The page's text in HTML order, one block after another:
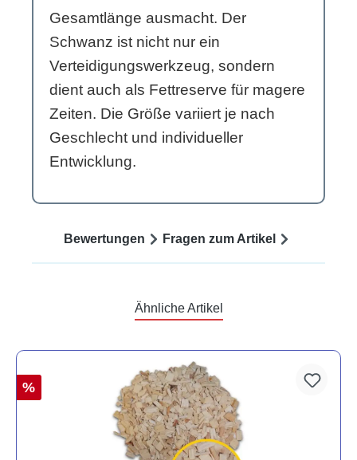
Gesamtlänge ausmacht. Der
Schwanz ist nicht nur ein
Verteidigungswerkzeug, sondern
dient auch als Fettreserve für magere
Zeiten. Die Größe variiert je nach
Geschlecht und individueller
Entwicklung.
Bewertungen Fragen zum Artikel
Ähnliche Artikel
%